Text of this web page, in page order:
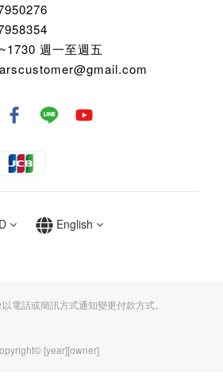
週一至週五
English
電話或簡訊方式通知變更付款方式。
[year][owner]